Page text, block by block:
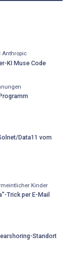
Anthropic
KI Muse Code
Data11 vom
Kinder
Trick per E-Mail
Standort